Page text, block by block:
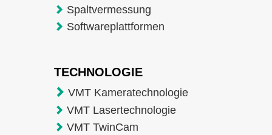
Spaltvermessung
Softwareplattformen
TECHNOLOGIE
VMT Kameratechnologie
VMT Lasertechnologie
VMT TwinCam